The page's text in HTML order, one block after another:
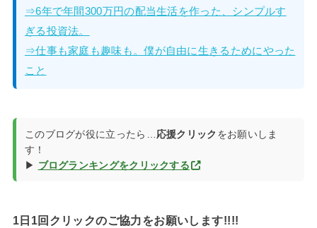
⇒6年で年間300万円の配当生活を作った、シンプルす
ぎる投資法。
⇒仕事も家庭も趣味も。僕が自由に生きるためにやった
こと
このブログが役に立ったら…応援クリック をお願いしま
す！
▶ ブログランキングをクリックする
1日1回クリックのご協力をお願いします!!!!